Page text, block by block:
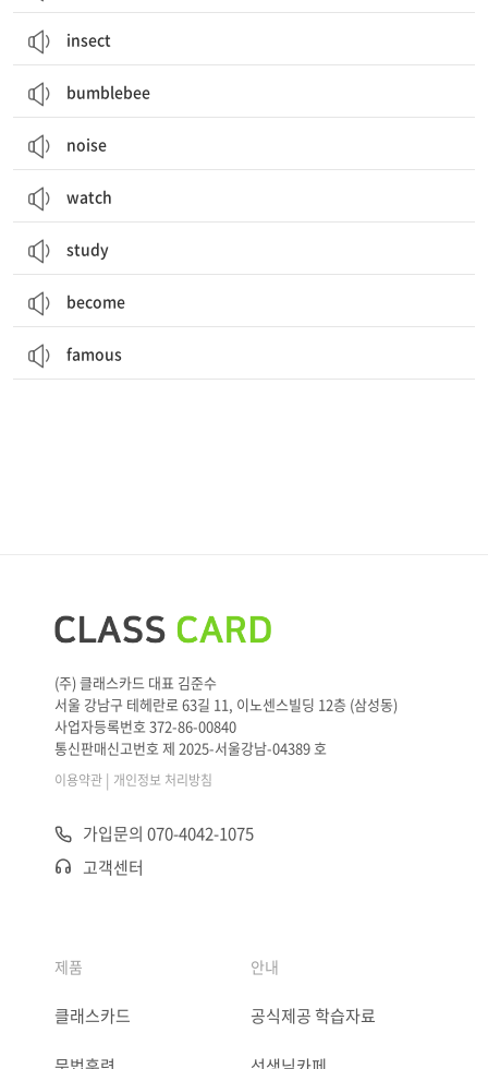
insect
bumblebee
noise
watch
study
become
famous
(주) 클래스카드 대표 김준수
서울 강남구 테헤란로 63길 11, 이노센스빌딩 12층 (삼성동)
사업자등록번호 372-86-00840
통신판매신고번호 제 2025-서울강남-04389 호
이용약관 | 개인정보 처리방침
가입문의 070-4042-1075
고객센터
제품
클래스카드
안내
공식제공 학습자료